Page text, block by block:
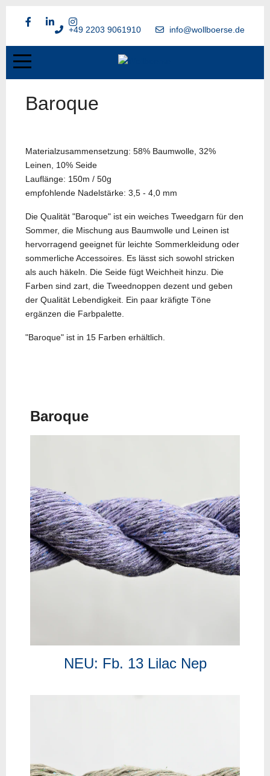
+49 2203 9061910 info@wollboerse.de
Baroque
Materialzusammensetzung: 58% Baumwolle, 32%
Leinen, 10% Seide
Lauflänge: 150m / 50g
empfohlende Nadelstärke: 3,5 - 4,0 mm
Die Qualität "Baroque" ist ein weiches Tweedgarn für den
Sommer, die Mischung aus Baumwolle und Leinen ist
hervorragend geeignet für leichte Sommerkleidung oder
sommerliche Accessoires. Es lässt sich sowohl stricken
als auch häkeln. Die Seide fügt Weichheit hinzu. Die
Farben sind zart, die Tweednoppen dezent und geben
der Qualität Lebendigkeit. Ein paar kräfigte Töne
ergänzen die Farbpalette.
"Baroque" ist in 15 Farben erhältlich.
Baroque
NEU: Fb. 13 Lilac Nep